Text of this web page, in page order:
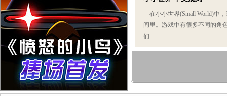
在小小世界(Small World)中
间里。游戏中有很多不同的角
们...